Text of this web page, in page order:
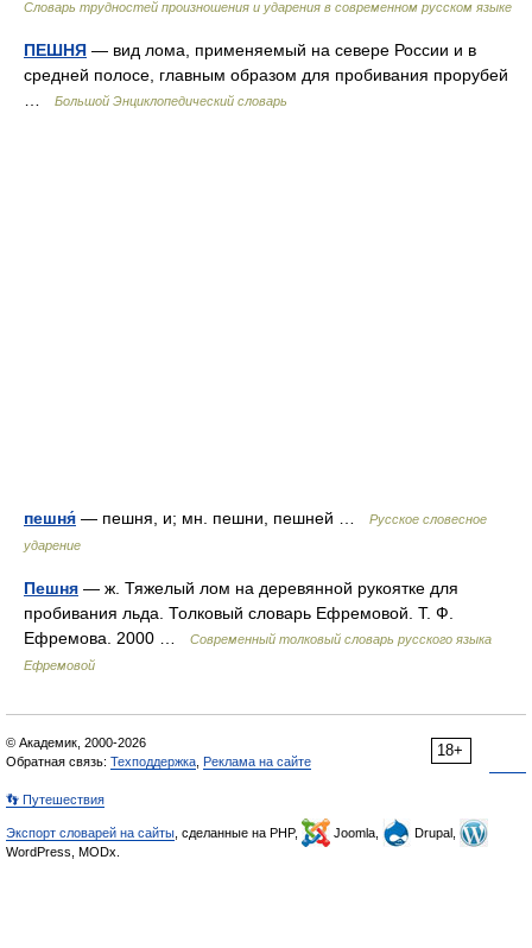
Словарь трудностей произношения и ударения в современном русском языке
ПЕШНЯ — вид лома, применяемый на севере России и в
средней полосе, главным образом для пробивания прорубей
Большой Энциклопедический словарь
пешня́ — пешня, и; мн. пешни, пешней …
Русское словесное
ударение
Пешня — ж. Тяжелый лом на деревянной рукоятке для
пробивания льда. Толковый словарь Ефремовой. Т. Ф.
Ефремова. 2000 …
Современный толковый словарь русского языка
Ефремовой
18+
© Академик, 2000-2026
Обратная связь: Техподдержка Реклама на сайте
👣 Путешествия
Экспорт словарей на сайты , сделанные на PHP, Joomla,
Drupal,
WordPress, MODx.